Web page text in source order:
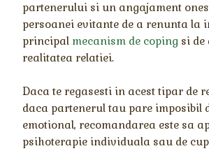
partenerului si un angajament
persoanei evitante de a renunta la
principal mecanism de coping si de
realitatea relatiei.
Daca te regasesti in acest tipar de
daca partenerul tau pare imposibil
emotional, recomandarea este sa
psihoterapie individuala sau de